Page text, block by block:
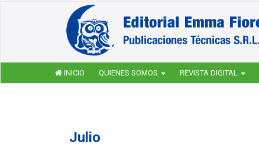
INICIO QUIENES SOMOS REVISTA DIGITAL
Julio